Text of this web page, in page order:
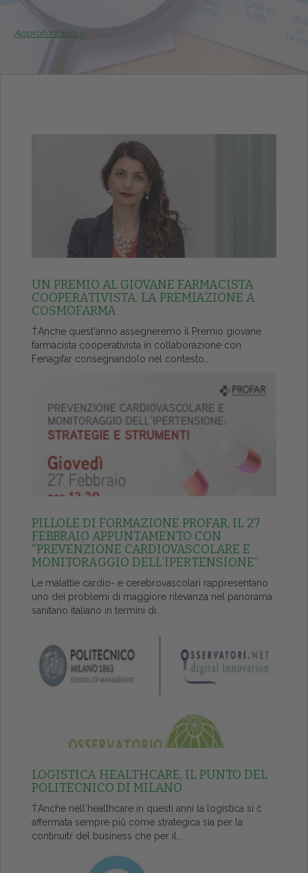
Approfondisci >
UN PREMIO AL GIOVANE FARMACISTA
COOPERATIVISTA. LA PREMIAZIONE A
COSMOFARMA
ŤAnche quest'anno assegneremo il Premio giovane
farmacista cooperativista in collaborazione con
Fenagifar consegnandolo nel contesto...
PILLOLE DI FORMAZIONE PROFAR, IL 27
FEBBRAIO APPUNTAMENTO CON
“PREVENZIONE CARDIOVASCOLARE E
MONITORAGGIO DELL’IPERTENSIONE”
Le malattie cardio- e cerebrovascolari rappresentano
uno dei problemi di maggiore rilevanza nel panorama
sanitario italiano in termini di...
LOGISTICA HEALTHCARE, IL PUNTO DEL
POLITECNICO DI MILANO
ŤAnche nell'healthcare in questi anni la logistica si č
affermata sempre piů come strategica sia per la
continuitŕ del business che per il...